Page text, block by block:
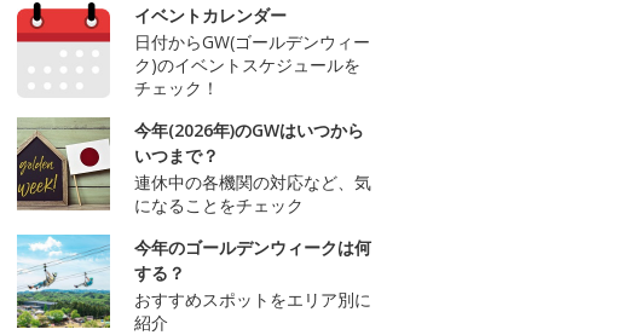
イベントカレンダー
日付からGW(ゴールデンウィー
ク)のイベントスケジュールを
チェック！
今年(2026年)のGWはいつから
いつまで？
連休中の各機関の対応など、気
になることをチェック
今年のゴールデンウィークは何
する？
おすすめスポットをエリア別に
紹介